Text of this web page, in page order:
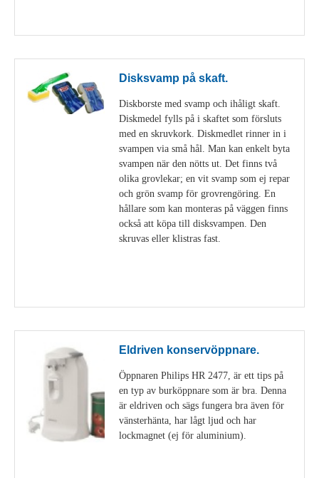
Disksvamp på skaft.
Diskborste med svamp och ihåligt skaft.
Diskmedel fylls på i skaftet som försluts
med en skruvkork. Diskmedlet rinner in i
svampen via små hål. Man kan enkelt byta
svampen när den nötts ut. Det finns två
olika grovlekar; en vit svamp som ej repar
och grön svamp för grovrengöring. En
hållare som kan monteras på väggen finns
också att köpa till disksvampen. Den
skruvas eller klistras fast.
Eldriven konservöppnare.
Öppnaren Philips HR 2477, är ett tips på
en typ av burköppnare som är bra. Denna
är eldriven och sägs fungera bra även för
vänsterhänta, har lågt ljud och har
lockmagnet (ej för aluminium).